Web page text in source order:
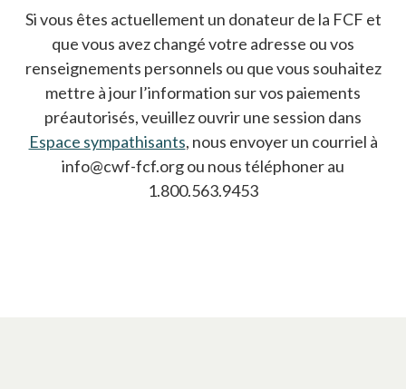
Si vous êtes actuellement un donateur de la FCF et
que vous avez changé votre adresse ou vos
renseignements personnels ou que vous souhaitez
mettre à jour l’information sur vos paiements
préautorisés, veuillez ouvrir une session dans
Espace sympathisants, nous envoyer un courriel à
info@cwf-fcf.org ou nous téléphoner au
1.800.563.9453